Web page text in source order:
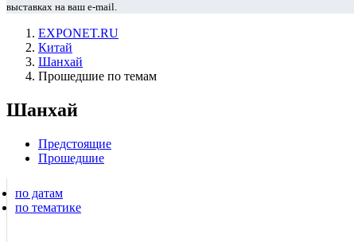
выставках на ваш e-mail.
EXPONET.RU
Китай
Шанхай
Прошедшие по темам
Шанхай
Предстоящие
Прошедшие
по датам
по тематике